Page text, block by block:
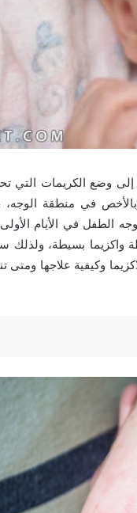
وضع الكريمات التي
في منطقة الوجه،
الطفل في الأيام
واكزيما بسيطة، ولذلك
وكيفية علاجها ومتى